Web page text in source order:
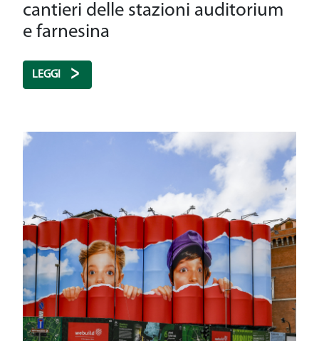
Sicurezza
General Contractor
Area Riservata
cantieri delle stazioni auditorium
e farnesina
LEGGI